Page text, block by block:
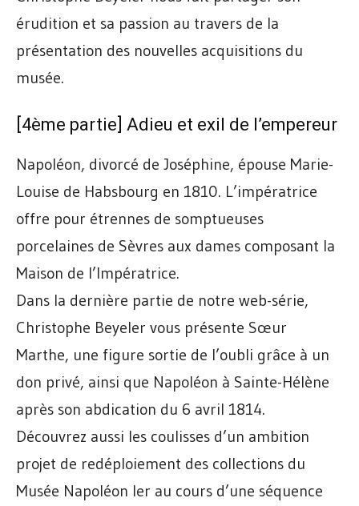
érudition et sa passion au travers de la
présentation des nouvelles acquisitions du
musée.
[4ème partie] Adieu et exil de l’empereur
Napoléon, divorcé de Joséphine, épouse Marie-
Louise de Habsbourg en 1810. L’impératrice
offre pour étrennes de somptueuses
porcelaines de Sèvres aux dames composant la
Maison de l’Impératrice.
Dans la dernière partie de notre web-série,
Christophe Beyeler vous présente Sœur
Marthe, une figure sortie de l’oubli grâce à un
don privé, ainsi que Napoléon à Sainte-Hélène
après son abdication du 6 avril 1814.
Découvrez aussi les coulisses d’un ambition
projet de redéploiement des collections du
Musée Napoléon Ier au cours d’une séquence